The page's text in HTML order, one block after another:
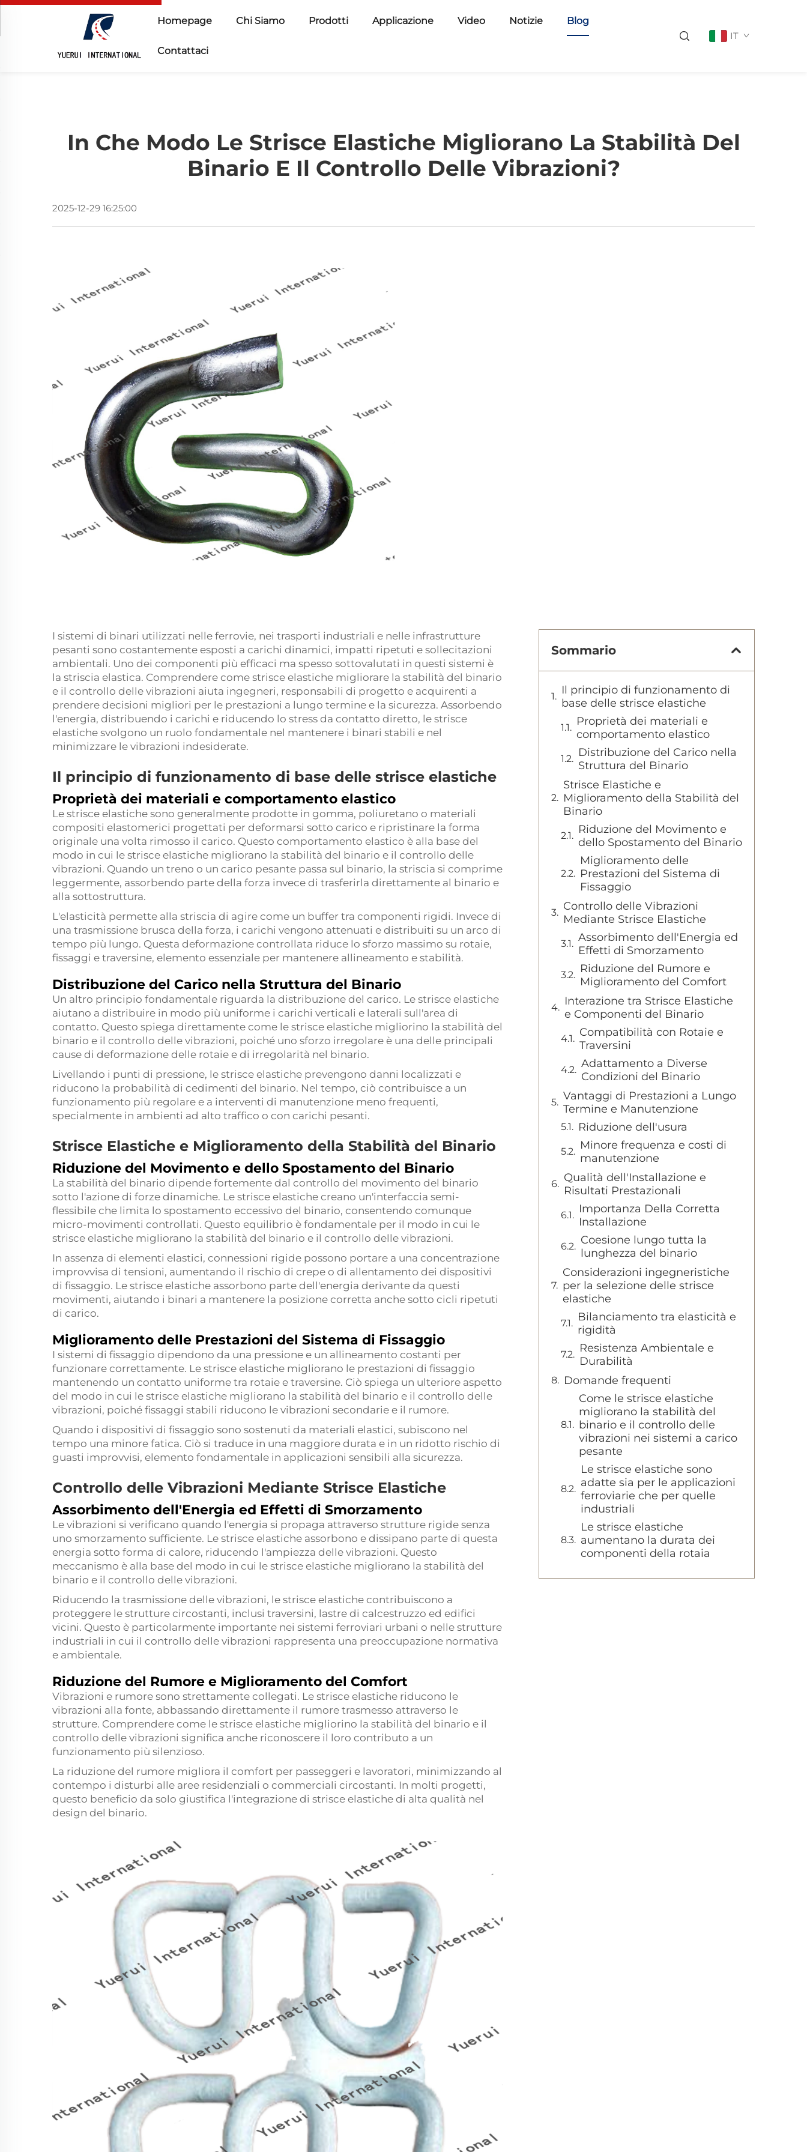
Homepage Chi Siamo Prodotti Applicazione Video Notizie Blog
Contattaci
IT
In Che Modo Le Strisce Elastiche Migliorano La Stabilità Del
Binario E Il Controllo Delle Vibrazioni?
2025-12-29 16:25:00
I sistemi di binari utilizzati nelle ferrovie, nei trasporti industriali e nelle infrastrutture
pesanti sono costantemente esposti a carichi dinamici, impatti ripetuti e sollecitazioni
ambientali. Uno dei componenti più efficaci ma spesso sottovalutati in questi sistemi è
la striscia elastica. Comprendere come strisce elastiche migliorare la stabilità del binario
e il controllo delle vibrazioni aiuta ingegneri, responsabili di progetto e acquirenti a
prendere decisioni migliori per le prestazioni a lungo termine e la sicurezza. Assorbendo
l'energia, distribuendo i carichi e riducendo lo stress da contatto diretto, le strisce
elastiche svolgono un ruolo fondamentale nel mantenere i binari stabili e nel
minimizzare le vibrazioni indesiderate.
Il principio di funzionamento di base delle strisce elastiche
Proprietà dei materiali e comportamento elastico
Le strisce elastiche sono generalmente prodotte in gomma, poliuretano o materiali
compositi elastomerici progettati per deformarsi sotto carico e ripristinare la forma
originale una volta rimosso il carico. Questo comportamento elastico è alla base del
modo in cui le strisce elastiche migliorano la stabilità del binario e il controllo delle
vibrazioni. Quando un treno o un carico pesante passa sul binario, la striscia si comprime
leggermente, assorbendo parte della forza invece di trasferirla direttamente al binario e
alla sottostruttura.
L'elasticità permette alla striscia di agire come un buffer tra componenti rigidi. Invece di
una trasmissione brusca della forza, i carichi vengono attenuati e distribuiti su un arco di
tempo più lungo. Questa deformazione controllata riduce lo sforzo massimo su rotaie,
fissaggi e traversine, elemento essenziale per mantenere allineamento e stabilità.
Distribuzione del Carico nella Struttura del Binario
Un altro principio fondamentale riguarda la distribuzione del carico. Le strisce elastiche
aiutano a distribuire in modo più uniforme i carichi verticali e laterali sull'area di
contatto. Questo spiega direttamente come le strisce elastiche migliorino la stabilità del
binario e il controllo delle vibrazioni, poiché uno sforzo irregolare è una delle principali
cause di deformazione delle rotaie e di irregolarità nel binario.
Livellando i punti di pressione, le strisce elastiche prevengono danni localizzati e
riducono la probabilità di cedimenti del binario. Nel tempo, ciò contribuisce a un
funzionamento più regolare e a interventi di manutenzione meno frequenti,
specialmente in ambienti ad alto traffico o con carichi pesanti.
Strisce Elastiche e Miglioramento della Stabilità del Binario
Riduzione del Movimento e dello Spostamento del Binario
La stabilità del binario dipende fortemente dal controllo del movimento del binario
sotto l'azione di forze dinamiche. Le strisce elastiche creano un'interfaccia semi-
flessibile che limita lo spostamento eccessivo del binario, consentendo comunque
micro-movimenti controllati. Questo equilibrio è fondamentale per il modo in cui le
strisce elastiche migliorano la stabilità del binario e il controllo delle vibrazioni.
In assenza di elementi elastici, connessioni rigide possono portare a una concentrazione
improvvisa di tensioni, aumentando il rischio di crepe o di allentamento dei dispositivi
di fissaggio. Le strisce elastiche assorbono parte dell'energia derivante da questi
movimenti, aiutando i binari a mantenere la posizione corretta anche sotto cicli ripetuti
di carico.
Miglioramento delle Prestazioni del Sistema di Fissaggio
I sistemi di fissaggio dipendono da una pressione e un allineamento costanti per
funzionare correttamente. Le strisce elastiche migliorano le prestazioni di fissaggio
mantenendo un contatto uniforme tra rotaie e traversine. Ciò spiega un ulteriore aspetto
del modo in cui le strisce elastiche migliorano la stabilità del binario e il controllo delle
vibrazioni, poiché fissaggi stabili riducono le vibrazioni secondarie e il rumore.
Quando i dispositivi di fissaggio sono sostenuti da materiali elastici, subiscono nel
tempo una minore fatica. Ciò si traduce in una maggiore durata e in un ridotto rischio di
guasti improvvisi, elemento fondamentale in applicazioni sensibili alla sicurezza.
Controllo delle Vibrazioni Mediante Strisce Elastiche
Assorbimento dell'Energia ed Effetti di Smorzamento
Le vibrazioni si verificano quando l'energia si propaga attraverso strutture rigide senza
uno smorzamento sufficiente. Le strisce elastiche assorbono e dissipano parte di questa
energia sotto forma di calore, riducendo l'ampiezza delle vibrazioni. Questo
meccanismo è alla base del modo in cui le strisce elastiche migliorano la stabilità del
binario e il controllo delle vibrazioni.
Riducendo la trasmissione delle vibrazioni, le strisce elastiche contribuiscono a
proteggere le strutture circostanti, inclusi traversini, lastre di calcestruzzo ed edifici
vicini. Questo è particolarmente importante nei sistemi ferroviari urbani o nelle strutture
industriali in cui il controllo delle vibrazioni rappresenta una preoccupazione normativa
e ambientale.
Riduzione del Rumore e Miglioramento del Comfort
Vibrazioni e rumore sono strettamente collegati. Le strisce elastiche riducono le
vibrazioni alla fonte, abbassando direttamente il rumore trasmesso attraverso le
strutture. Comprendere come le strisce elastiche migliorino la stabilità del binario e il
controllo delle vibrazioni significa anche riconoscere il loro contributo a un
funzionamento più silenzioso.
La riduzione del rumore migliora il comfort per passeggeri e lavoratori, minimizzando al
contempo i disturbi alle aree residenziali o commerciali circostanti. In molti progetti,
questo beneficio da solo giustifica l'integrazione di strisce elastiche di alta qualità nel
design del binario.
Sommario
Il principio di funzionamento di
base delle strisce elastiche
Proprietà dei materiali e
comportamento elastico
Distribuzione del Carico nella
Struttura del Binario
Strisce Elastiche e
Miglioramento della Stabilità del
Binario
Riduzione del Movimento e
dello Spostamento del Binario
Miglioramento delle
Prestazioni del Sistema di
Fissaggio
Controllo delle Vibrazioni
Mediante Strisce Elastiche
Assorbimento dell'Energia ed
Effetti di Smorzamento
Riduzione del Rumore e
Miglioramento del Comfort
Interazione tra Strisce Elastiche
e Componenti del Binario
Compatibilità con Rotaie e
Traversini
Adattamento a Diverse
Condizioni del Binario
Vantaggi di Prestazioni a Lungo
Termine e Manutenzione
Riduzione dell'usura
Minore frequenza e costi di
manutenzione
Qualità dell'Installazione e
Risultati Prestazionali
Importanza Della Corretta
Installazione
Coesione lungo tutta la
lunghezza del binario
Considerazioni ingegneristiche
per la selezione delle strisce
elastiche
Bilanciamento tra elasticità e
rigidità
Resistenza Ambientale e
Durabilità
Domande frequenti
Come le strisce elastiche
migliorano la stabilità del
binario e il controllo delle
vibrazioni nei sistemi a carico
pesante
Le strisce elastiche sono
adatte sia per le applicazioni
ferroviarie che per quelle
industriali
Le strisce elastiche
aumentano la durata dei
componenti della rotaia